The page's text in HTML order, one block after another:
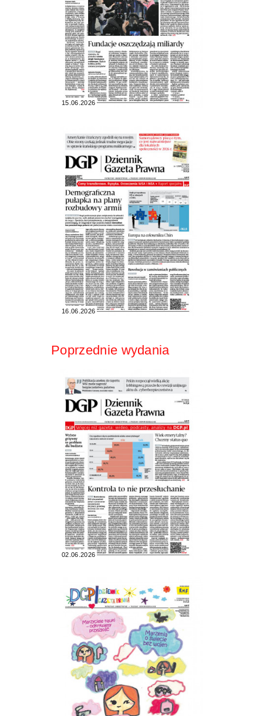
15.06.2026
16.06.2026
Poprzednie wydania
02.06.2026